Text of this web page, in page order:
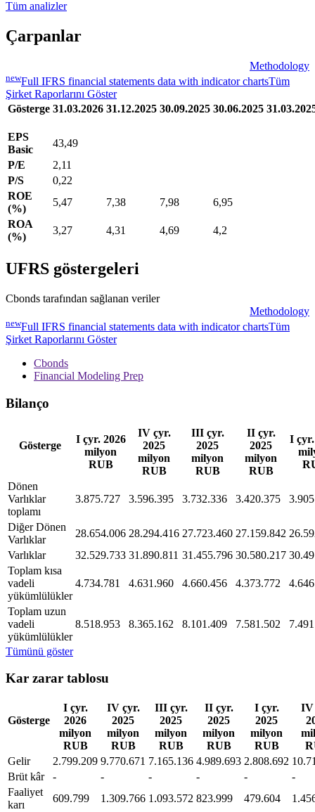
Tüm analizler
Çarpanlar
Methodology
newFull IFRS financial statements data with indicator chartsTüm
Şirket Raporlarını Göster
Gösterge 31.03.2026 31.12.2025 30.09.2025 30.06.2025
EPS
Basic
43,49
P/E
2,11
P/S
0,22
ROE
(%)
5,47 7,38 7,98
6,95
ROA
(%)
3,27 4,31 4,69 4,2
UFRS göstergeleri
Cbonds tarafından sağlanan veriler
Methodology
newFull IFRS financial statements data with indicator chartsTüm
Şirket Raporlarını Göster
Cbonds
Financial Modeling Prep
Bilanço
Gösterge
I çyr. 2026
milyon
RUB
IV çyr.
2025
milyon
RUB
III çyr.
2025
milyon
RUB
II çyr.
2025
milyon
RUB
I çyr.
Dönen
Varlıklar
toplamı
3.875.727 3.596.395 3.732.336 3.420.375
Diğer Dönen
Varlıklar
28.654.006 28.294.416 27.723.460 27.159.842
Varlıklar
32.529.733 31.890.811 31.455.796 30.580.217
Toplam kısa
vadeli
yükümlülükler
4.734.781 4.631.960 4.660.456 4.373.772
Toplam uzun
vadeli
yükümlülükler
8.518.953 8.365.162 8.101.409 7.581.502
Tümünü göster
Kar zarar tablosu
Gösterge
I çyr.
2026
milyon
RUB
IV çyr.
2025
milyon
RUB
III çyr.
2025
milyon
RUB
II çyr.
2025
milyon
RUB
I çyr.
2025
milyon
RUB
IV
Gelir
2.799.209 9.770.671 7.165.136 4.989.693 2.808.692
Brüt kâr
- - - - -
-
Faaliyet
karı
609.799 1.309.766 1.093.572 823.999 479.604